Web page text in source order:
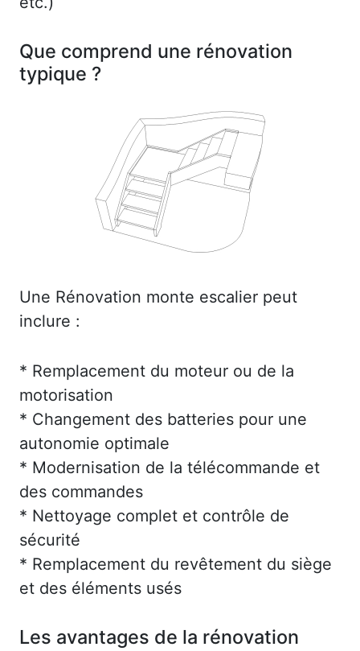
Que comprend une rénovation
typique ?
Une Rénovation monte escalier peut
inclure :
* Remplacement du moteur ou de la
motorisation
* Changement des batteries pour une
autonomie optimale
* Modernisation de la télécommande et
des commandes
* Nettoyage complet et contrôle de
sécurité
* Remplacement du revêtement du siège
et des éléments usés
Les avantages de la rénovation